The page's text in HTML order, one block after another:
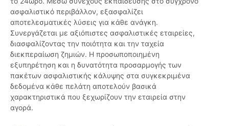
ασφαλιστικό περιβάλλον, εξασφαλίζει
αποτελεσματικές λύσεις για κάθε ανάγκη.
Συνεργάζεται με αξιόπιστες ασφαλιστικές εταιρείες,
διασφαλίζοντας την ποιότητα και την ταχεία
διεκπεραίωση ζημιών. Η προσωποποιημένη
εξυπηρέτηση και η δυνατότητα προσαρμογής των
πακέτων ασφαλιστικής κάλυψης στα συγκεκριμένα
δεδομένα κάθε πελάτη αποτελούν βασικά
χαρακτηριστικά που ξεχωρίζουν την εταιρεία στην
αγορά.